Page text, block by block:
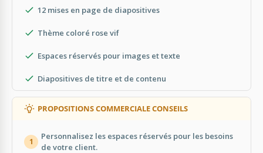
12 mises en page de diapositives
Thème coloré rose vif
Espaces réservés pour images et texte
Diapositives de titre et de contenu
PROPOSITIONS COMMERCIALE CONSEILS
1
Personnalisez les espaces réservés pour les besoins
de votre client.